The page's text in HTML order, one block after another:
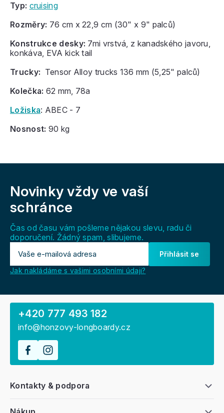
Typ: cruising
Rozměry: 76 cm x 22,9 cm (30" x 9" palců)
Konstrukce desky: 7mi vrstvá, z kanadského javoru,
konkáva, EVA kick tail
Trucky: Tensor Alloy trucks 136 mm (5,25" palců)
Kolečka: 62 mm, 78a
Ložiska: ABEC - 7
Nosnost: 90 kg
Novinky vždy ve vaší
schránce
Čas od času vám pošleme nějakou slevu, radu či
doporučení. Žádný spam, slibujeme.
Přihlásit se
Jak nakládáme s vašimi osobními údaji?
Kontakty & podpora
+420 777 493 182
info@honzovy-longboardy.cz